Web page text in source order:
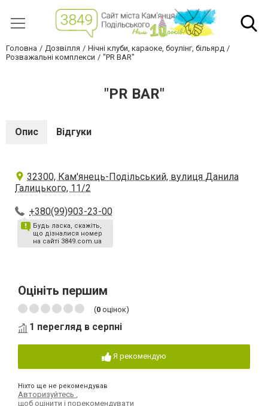
Головна Дозвілля
Нічні клуби, караоке, боулінг, більярд
Розважальні комплекси
"PR BAR"
"PR BAR"
Опис Відгуки
32300, Кам'янець-Подільський, вулиця Данила
Галицького, 11/2
+380(99)903-23-00
Будь ласка, скажіть,
що дізналися номер
на сайті 3849.com.ua
Оцініть першим
(0 оцінок)
1 перегляд в серпні
Я рекомендую
Ніхто ще не рекомендував
Авторизуйтесь
щоб оцінити і порекомендувати